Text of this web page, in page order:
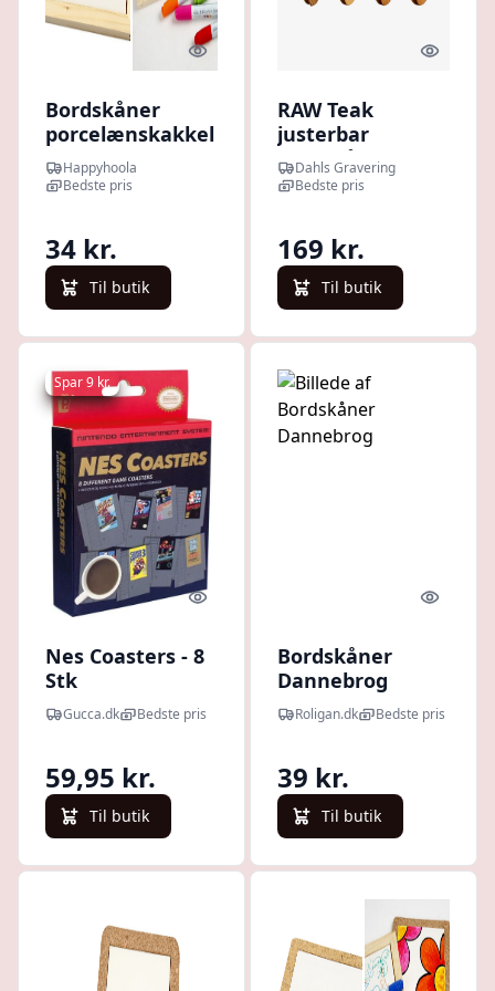
Quick look
Bordskåner
porcelænskakkel
og træramme 15
x15 cm. 1 stk
Happyhoola
Bedste pris
34 kr.
Til butik
Quick
RAW Teak
justerbar
bordskåner
Dahls Gravering
Bedste pris
169 kr.
Til butik
Spar 9 kr.
Quick look
Nes Coasters - 8
Stk
Gucca.dk Bedste pris
59,95 kr.
Til butik
Quick
Bordskåner
Dannebrog
Roligan.dk Bedste pris
39 kr.
Til butik